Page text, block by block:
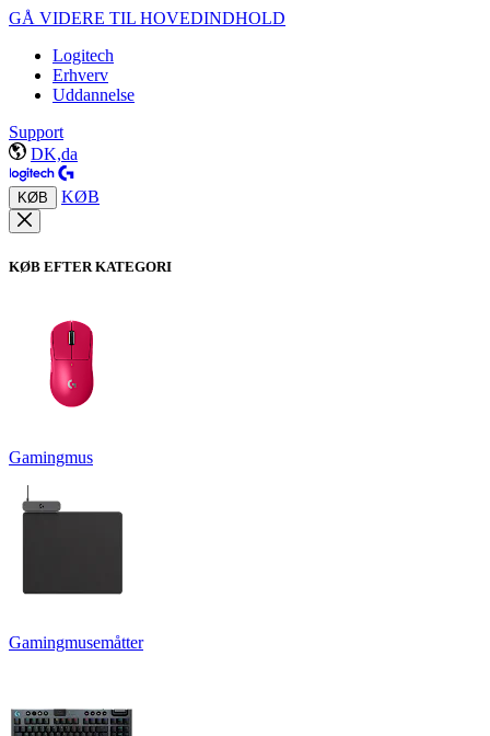
GÅ VIDERE TIL HOVEDINDHOLD
Logitech
Erhverv
Uddannelse
Support
DK,da
KØB KØB
KØB EFTER KATEGORI
Gamingmus
Gamingmusemåtter